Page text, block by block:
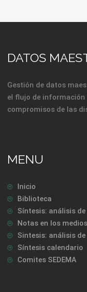
DATOS
Gestión de datos
el flujo de información
compromisos de las
MENU
Inicio
Biblioteca
Síntesis: análisis
Notas en los medios
Sintesis: análisis
Síntesis calendario
Comites SEDEMA